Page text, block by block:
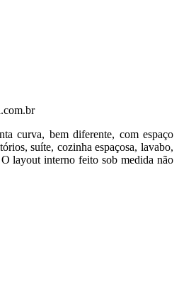
curva, bem diferente, com espaço
suíte, cozinha espaçosa, lavabo,
layout interno feito sob medida não